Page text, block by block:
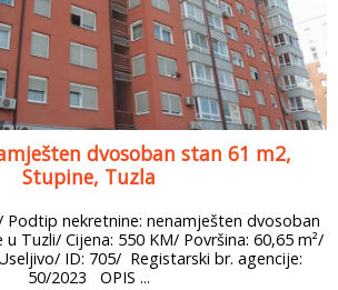
dvosoban stan 61 m2,
Stupine, Tuzla
Podtip nekretnine: nenamješten dvosoban
Tuzli/ Cijena: 550 KM/ Površina: 60,65 m²/
ID: 705/ Registarski br. agencije:
50/2023 OPIS ...